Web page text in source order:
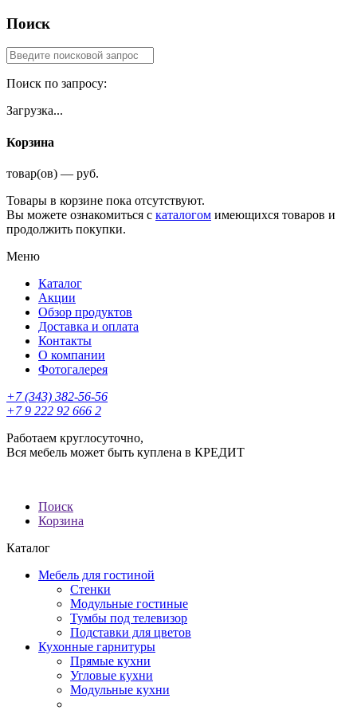
Поиск
Поиск по запросу:
Загрузка...
Корзина
товар(ов) — руб.
Товары в корзине пока отсутствуют.
Вы можете ознакомиться с каталогом имеющихся товаров и
продолжить покупки.
Меню
Каталог
Акции
Обзор продуктов
Доставка и оплата
Контакты
О компании
Фотогалерея
+7 (343) 382-56-56
+7 9 222 92 666 2
Работаем круглосуточно,
Вся мебель может быть куплена в КРЕДИТ
Поиск
Корзина
Каталог
Мебель для гостиной
Стенки
Модульные гостиные
Тумбы под телевизор
Подставки для цветов
Кухонные гарнитуры
Прямые кухни
Угловые кухни
Модульные кухни